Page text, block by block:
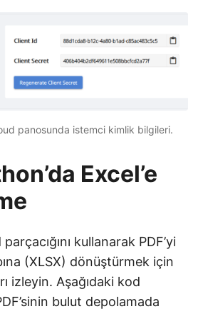
panosunda istemci kimlik bilgileri.
Excel’e
kullanarak PDF’yi
(XLSX) dönüştürmek için
izleyin. Aşağıdaki kod
bulut depolamada